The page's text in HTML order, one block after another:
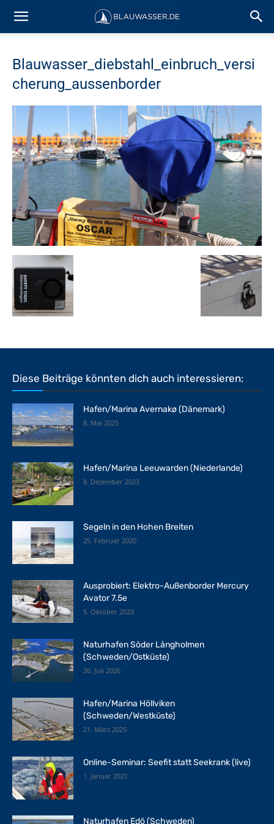
Blauwasser_diebstahl_einbruch_versi
cherung_aussenborder
Diese Beiträge könnten dich auch interessieren:
Hafen/Marina Avernakø (Dänemark)
8. Mai 2025
Hafen/Marina Leeuwarden (Niederlande)
8. Dezember 2023
Segeln in den Hohen Breiten
25. Februar 2020
Ausprobiert: Elektro-Außenborder Mercury
Avator 7.5e
5. Oktober 2023
Naturhafen Söder Långholmen
(Schweden/Ostküste)
26. Juli 2026
Hafen/Marina Höllviken
(Schweden/Westküste)
21. März 2025
Online-Seminar: Seefit statt Seekrank (live)
1. Januar 2021
Naturhafen Edö (Schweden)